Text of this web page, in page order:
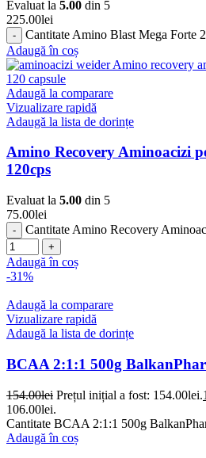
Evaluat la 5.00 din 5
225.00lei
Cantitate Amino Blast Mega Forte
Adaugă în coș
Adaugă la comparare
Vizualizare rapidă
Adaugă la lista de dorințe
Amino Recovery Aminoacizi
120cps
Evaluat la 5.00 din 5
75.00lei
Cantitate Amino Recovery
Adaugă în coș
-31%
Adaugă la comparare
Vizualizare rapidă
Adaugă la lista de dorințe
BCAA 2:1:1 500g
154.00lei Prețul inițial a fost: 154.00lei.
106.00lei.
Cantitate BCAA 2:1:1 500g
Adaugă în coș